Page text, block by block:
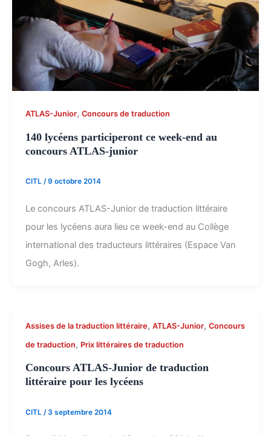
ATLAS-Junior, Concours de traduction
140 lycéens participeront ce week-end au
concours ATLAS-junior
CITL /9 octobre 2014
Le concours ATLAS-Junior de traduction littéraire
pour les lycéens aura lieu ce week-end au Collège
international des traducteurs littéraires (Espace Van
Gogh, Arles).
Assises de la traduction littéraire, ATLAS-Junior, Concours
de traduction, Prix littéraires de traduction
Concours ATLAS-Junior de traduction
littéraire pour les lycéens
CITL /3 septembre 2014